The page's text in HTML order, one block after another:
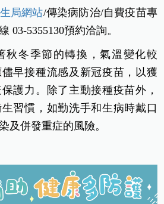
局網站/傳染病防治/自費疫苗專
03-5355130預約洽詢。
秋冬季節的轉換，氣溫變化較
早接種流感及新冠疫苗，以獲
護力。除了主動接種疫苗外，
習慣，如勤洗手和生病時戴口
及併發重症的風險。